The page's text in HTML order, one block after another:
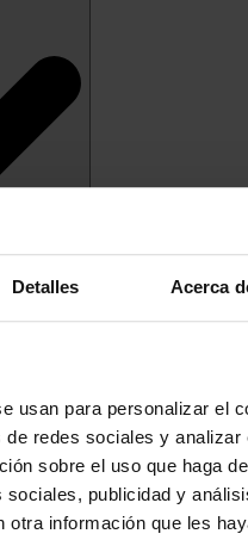
Detalles Acerca
usan para personalizar el
redes sociales y analizar
sobre el uso que haga
publicidad y
otra información que les